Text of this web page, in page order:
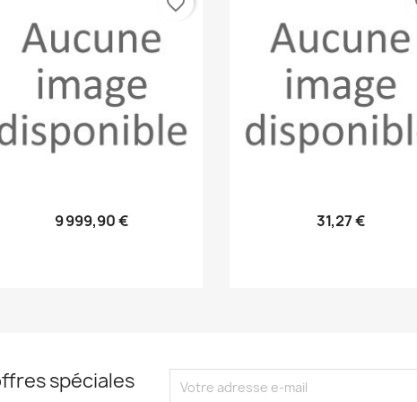
Aperçu rapide
9 999,90 € Aperçu rapide
31,27 €
spéciales